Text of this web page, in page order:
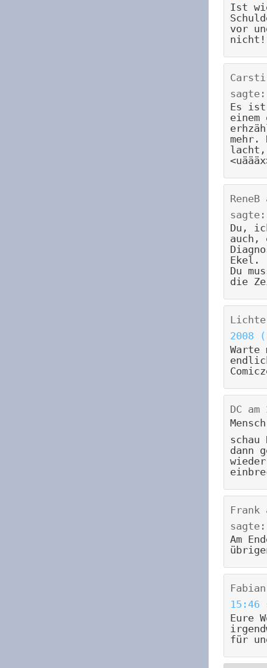
Ist
vor
Carsti
sagte:
Es ist
einem
mehr.
lacht,
ReneB
sagte:
Du,
auch,
Ekel.
Du
die
2008
Warte
DC am
dann
Frank
sagte:
Am
Fabian
15:46
Eure
für